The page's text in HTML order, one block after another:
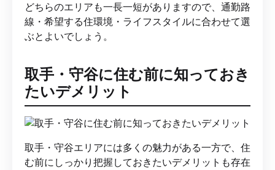
どちらのエリアも一長一短がありますので、通勤路
線・希望する住環境・ライフスタイルに合わせて選
ぶとよいでしょう。
取手・守谷に住む前に知っておき
たいデメリット
取手・守谷エリアには多くの魅力がある一方で、住
む前にしっかり把握しておきたいデメリットも存在